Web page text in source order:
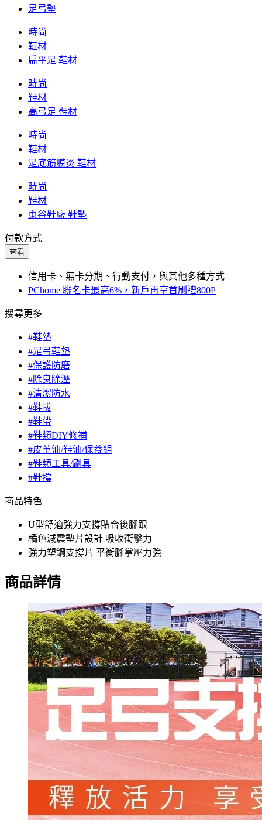
足弓墊
時尚
鞋材
扁平足 鞋材
時尚
鞋材
高弓足 鞋材
時尚
鞋材
足底筋膜炎 鞋材
時尚
鞋材
東谷鞋廠 鞋墊
付款方式
查看
信用卡、無卡分期、行動支付，與其他多種方式
PChome 聯名卡最高6%，新戶再享首刷禮800P
搜尋更多
#鞋墊
#足弓鞋墊
#保護防磨
#除臭除溼
#清潔防水
#鞋拔
#鞋帶
#鞋類DIY修補
#皮革油/鞋油/保養組
#鞋類工具/刷具
#鞋撐
商品特色
U型舒適強力支撐貼合後腳跟
橘色減震墊片設計 吸收衝擊力
強力塑鋼支撐片 平衡腳掌壓力強
商品詳情